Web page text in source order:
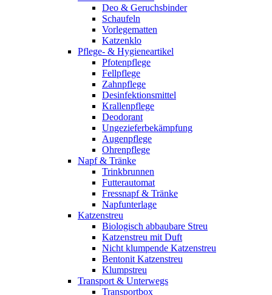
Deo & Geruchsbinder
Schaufeln
Vorlegematten
Katzenklo
Pflege- & Hygieneartikel
Pfotenpflege
Fellpflege
Zahnpflege
Desinfektionsmittel
Krallenpflege
Deodorant
Ungezieferbekämpfung
Augenpflege
Ohrenpflege
Napf & Tränke
Trinkbrunnen
Futterautomat
Fressnapf & Tränke
Napfunterlage
Katzenstreu
Biologisch abbaubare Streu
Katzenstreu mit Duft
Nicht klumpende Katzenstreu
Bentonit Katzenstreu
Klumpstreu
Transport & Unterwegs
Transportbox